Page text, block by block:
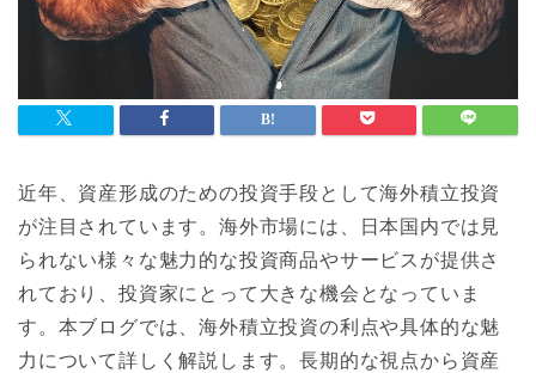
近年、資産形成のための投資手段として海外積立投資
が注目されています。海外市場には、日本国内では見
られない様々な魅力的な投資商品やサービスが提供さ
れており、投資家にとって大きな機会となっていま
す。本ブログでは、海外積立投資の利点や具体的な魅
力について詳しく解説します。長期的な視点から資産